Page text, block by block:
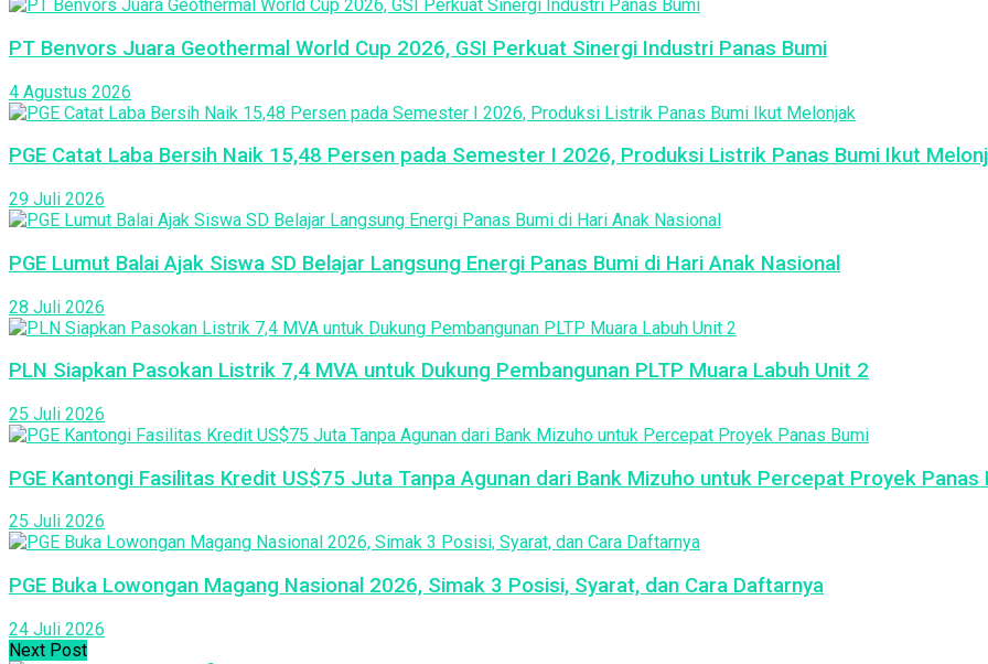
PT Benvors Juara Geothermal World Cup 2026, GSI Perkuat Sinergi Industri Panas Bumi
4 Agustus 2026
PGE Catat Laba Bersih Naik 15,48 Persen pada Semester I 2026, Produksi Listrik Panas Bumi Ikut
29 Juli 2026
PGE Lumut Balai Ajak Siswa SD Belajar Langsung Energi Panas Bumi di Hari Anak Nasional
28 Juli 2026
PLN Siapkan Pasokan Listrik 7,4 MVA untuk Dukung Pembangunan PLTP Muara Labuh Unit 2
25 Juli 2026
PGE Kantongi Fasilitas Kredit US$75 Juta Tanpa Agunan dari Bank Mizuho untuk Percepat Proyek Panas
25 Juli 2026
PGE Buka Lowongan Magang Nasional 2026, Simak 3 Posisi, Syarat, dan Cara Daftarnya
24 Juli 2026
Next Post